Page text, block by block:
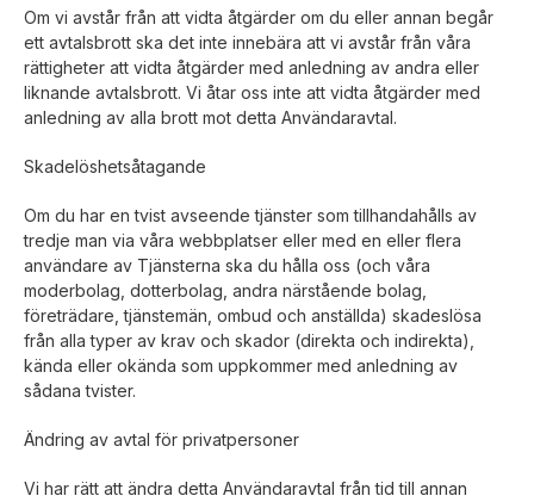
Om vi avstår från att vidta åtgärder om du eller annan begår
ett avtalsbrott ska det inte innebära att vi avstår från våra
rättigheter att vidta åtgärder med anledning av andra eller
liknande avtalsbrott. Vi åtar oss inte att vidta åtgärder med
anledning av alla brott mot detta Användaravtal.
Skadelöshetsåtagande
Om du har en tvist avseende tjänster som tillhandahålls av
tredje man via våra webbplatser eller med en eller flera
användare av Tjänsterna ska du hålla oss (och våra
moderbolag, dotterbolag, andra närstående bolag,
företrädare, tjänstemän, ombud och anställda) skadeslösa
från alla typer av krav och skador (direkta och indirekta),
kända eller okända som uppkommer med anledning av
sådana tvister.
Ändring av avtal för privatpersoner
Vi har rätt att ändra detta Användaravtal från tid till annan